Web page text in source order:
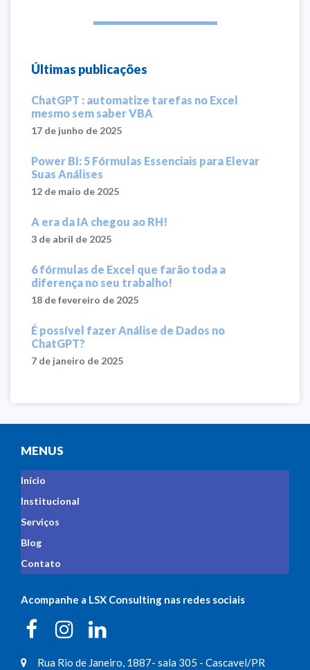
Últimas publicações
ChatGPT : automatize tarefas no Excel
mesmo sem saber VBA
17 de junho de 2025
Power BI: 5 Fórmulas Essenciais para Elevar
Suas Análises
12 de maio de 2025
A era da IA chegou ao RH!
3 de abril de 2025
6 fórmulas de Excel que farão toda a
diferença no seu trabalho!
18 de fevereiro de 2025
É possível fazer Análise de Dados no
ChatGPT?
7 de janeiro de 2025
MENUS
Início
Institucional
Serviços
Blog
Contato
Acompanhe a LSX Consulting nas redes sociais
Rua Rio de Janeiro, 1887- sala 305 - Cascavel/PR